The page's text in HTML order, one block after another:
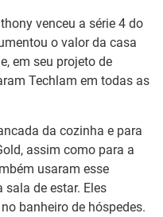
venceu a série 4 do
o valor da casa
em seu projeto de
Techlam em todas as
da cozinha e para
assim como para a
usaram esse
de estar. Eles
banheiro de hóspedes.